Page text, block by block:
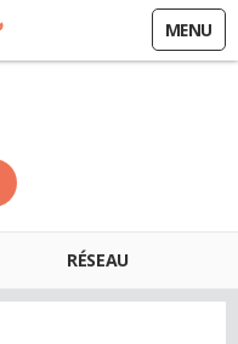
MENU
RÉSEAU